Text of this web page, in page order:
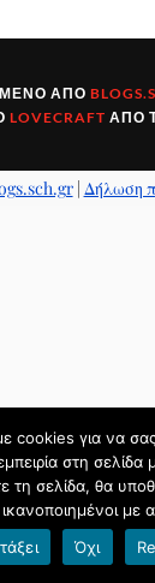
ΑΠΌ
LOVECRAFT ΑΠΌ
| Δήλωση
cookies για να
στη
τη σελίδα, θα
ικανοποιημένοι με
Όχι